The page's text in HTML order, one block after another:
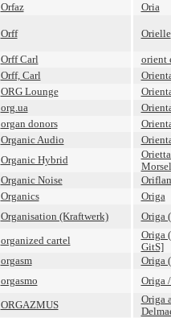
Orfaz
Oria
Orff Orielle
Orff Carl
orient
Orff, Carl
ORG Lounge
org.ua
organ donors
Organic Audio
Organic Hybrid
Organic Noise
Organics
Origa
Organisation (Kraftwerk)
Origa
organized cartel
Origa
GitS]
orgasm
Origa
orgasmo
Origa
ORGAZMUS
Origa